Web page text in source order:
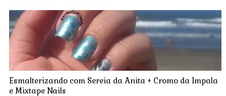
Esmalterizando com Sereia da Anita + Cromo da Impala
e Mixtape Nails